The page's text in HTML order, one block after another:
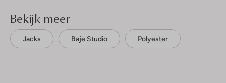
Bekijk meer
Jacks Baje Studio Polyester